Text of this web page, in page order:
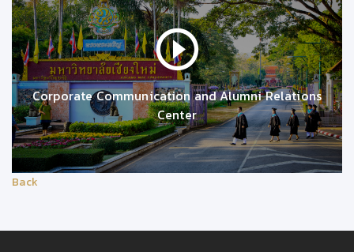
Corporate Communication and Alumni Relations
Center
Back